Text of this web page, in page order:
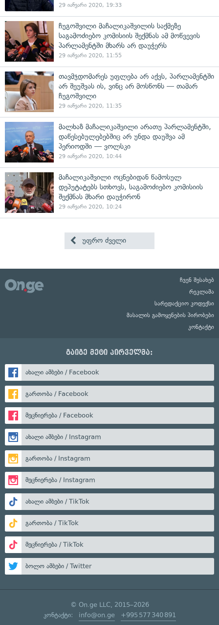
29 იანვარი 2020, 19:33
ჩუგოშვილი მაჩალიკაშვილის საქმეზე
საგამოძიებო კომისიის შექმნას ამ მოწვევის
პარლამენტში მხარს არ დაუჭერს
29 იანვარი 2020, 11:55
თავმჯდომარეს უფლება არ აქვს, პარლამენტში
არ შეუშვას ის, ვინც არ მოსწონს — თამარ
ჩუგოშვილი
29 იანვარი 2020, 11:35
მალხაზ მაჩალიკაშვილი არათუ პარლამენტში,
დაწესებულებებშიც არ უნდა დაუშვა ამ
პერიოდში — ვოლსკი
29 იანვარი 2020, 10:44
მაჩალიკაშვილი ოცნებიდან წამოსულ
დეპუტატებს სთხოვს, საგამოძიებო კომისიის
შექმნას მხარი დაუჭირონ
29 იანვარი 2020, 10:24
უფრო ძველი
ჩვენ შესახებ
რეკლამა
სარედაქციო კოდექსი
მასალის გამოყენების პირობები
კონტაქტი
გაიგე მეტი პირველმა:
ახალი ამბები / Facebook
გართობა / Facebook
მეცნიერება / Facebook
ახალი ამბები / Instagram
გართობა / Instagram
მეცნიერება / Instagram
ახალი ამბები / TikTok
გართობა / TikTok
მეცნიერება / TikTok
ბოლო ამბები / Twitter
© On.ge LLC, 2015–2026
კონტაქტი: info@on.ge +995 577 340 891